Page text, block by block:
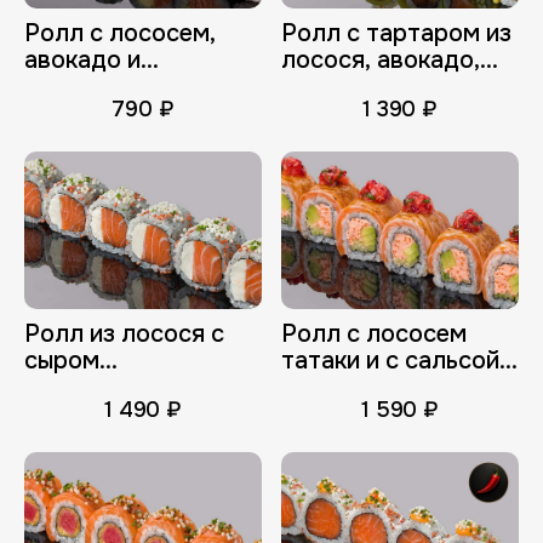
Срок действия коды вышел
Отправить код повторно
Войти под другим телефоном
Регистрация
Имя (обязательно)
E-mail (обязательно)
Можно держать вас в курсе?
Ролл с лососем,
авокадо и
790 ₽
Ролл с тартаром из
лосося, авокадо,
1 390 ₽
Ролл из лосося с
сыром
луком-сибулетом
1 490 ₽
Ролл с лососем
татаки и с сальсой
1 590 ₽